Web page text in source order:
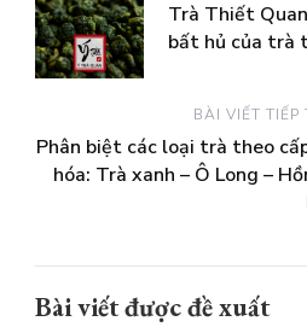
Trà Thiết
bất hủ của trà
BÀI VIẾT TIẾP
Phân biệt các loại trà theo
hóa: Trà xanh – Ô Long –
Bài viết được đề xuất